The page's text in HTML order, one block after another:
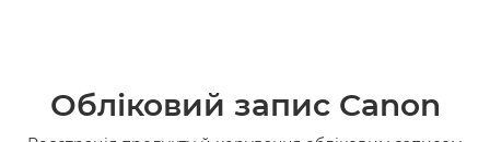
Обліковий запис Canon